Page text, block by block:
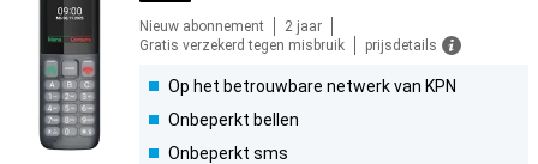
Nieuw abonnement
2 jaar
Gratis verzekerd tegen misbruik
prijsdetails
Op het betrouwbare netwerk van KPN
Onbeperkt bellen
Onbeperkt sms